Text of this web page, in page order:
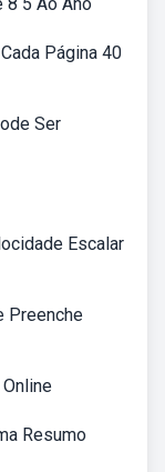
Página 40
Ser
Escalar
Preenche
Resumo